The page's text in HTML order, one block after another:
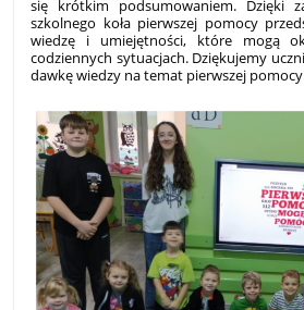
się krótkim podsumowaniem. Dzięki
szkolnego koła pierwszej pomocy
wiedzę i umiejętności, które mogą
codziennych sytuacjach. Dziękujemy
dawkę wiedzy na temat pierwszej